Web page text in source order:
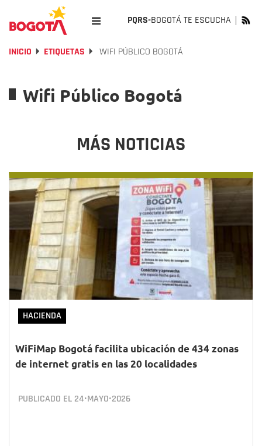
PQRS-BOGOTÁ TE ESCUCHA
INICIO ETIQUETAS WIFI PÚBLICO BOGOTÁ
Wifi Público Bogotá
MÁS NOTICIAS
HACIENDA
WiFiMap Bogotá facilita ubicación de 434 zonas
de internet gratis en las 20 localidades
PUBLICADO EL 24•MAYO•2026